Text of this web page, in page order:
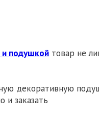
и подушкой товар не
декоративную
и заказать